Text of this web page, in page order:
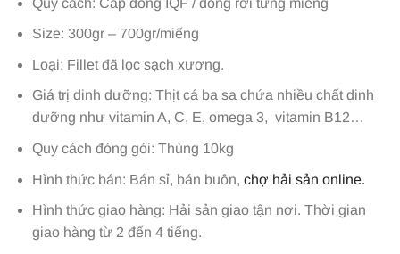
Size: 300gr – 700gr/miếng
Loại: Fillet đã lọc sạch xương.
Giá trị dinh dưỡng: Thịt cá ba sa chứa nhiều chất dinh
dưỡng như vitamin A, C, E, omega 3, vitamin B12…
Quy cách đóng gói: Thùng 10kg
Hình thức bán: Bán sỉ, bán buôn, chợ hải sản online.
Hình thức giao hàng: Hải sản giao tận nơi. Thời gian
giao hàng từ 2 đến 4 tiếng.